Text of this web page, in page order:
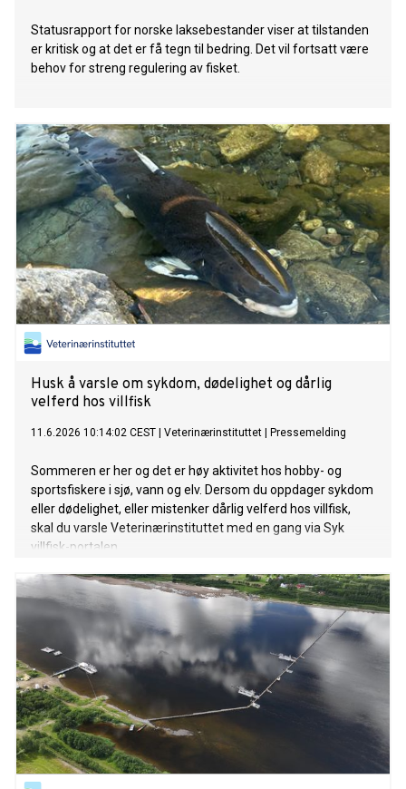
Statusrapport for norske laksebestander viser at tilstanden
er kritisk og at det er få tegn til bedring. Det vil fortsatt være
behov for streng regulering av fisket.
Husk å varsle om sykdom, dødelighet og dårlig
velferd hos villfisk
11.6.2026 10:14:02 CEST Veterinærinstituttet Pressemelding
Sommeren er her og det er høy aktivitet hos hobby- og
sportsfiskere i sjø, vann og elv. Dersom du oppdager sykdom
eller dødelighet, eller mistenker dårlig velferd hos villfisk,
skal du varsle Veterinærinstituttet med en gang via Syk
villfisk-portalen.